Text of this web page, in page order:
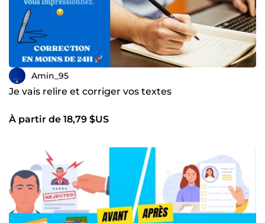
Amin_95
Je vais relire et corriger vos textes
À partir de 18,79 $US